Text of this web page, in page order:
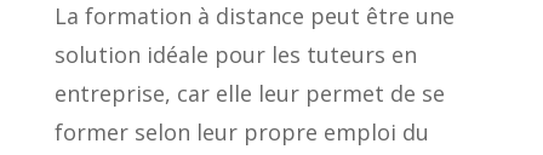
La formation à distance peut être une
solution idéale pour les tuteurs en
entreprise, car elle leur permet de se
former selon leur propre emploi du